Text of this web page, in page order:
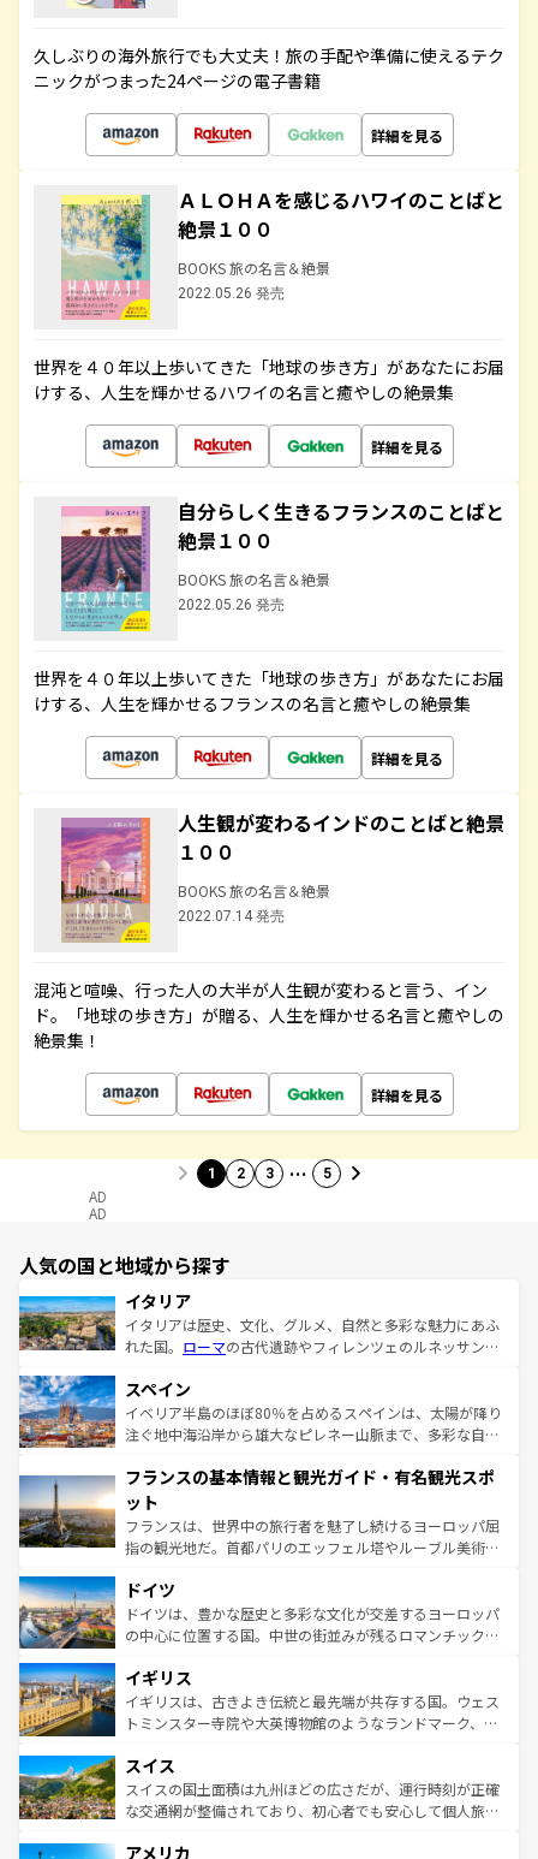
久しぶりの海外旅行でも大丈夫！旅の手配や準備に使えるテク
ニックがつまった24ページの電子書籍
詳細を見る
ＡＬＯＨＡを感じるハワイのことばと
絶景１００
BOOKS 旅の名言＆絶景
2022.05.26 発売
世界を４０年以上歩いてきた「地球の歩き方」があなたにお届
けする、人生を輝かせるハワイの名言と癒やしの絶景集
詳細を見る
自分らしく生きるフランスのことばと
絶景１００
BOOKS 旅の名言＆絶景
2022.05.26 発売
世界を４０年以上歩いてきた「地球の歩き方」があなたにお届
けする、人生を輝かせるフランスの名言と癒やしの絶景集
詳細を見る
人生観が変わるインドのことばと絶景
１００
BOOKS 旅の名言＆絶景
2022.07.14 発売
混沌と喧噪、行った人の大半が人生観が変わると言う、イン
ド。「地球の歩き方」が贈る、人生を輝かせる名言と癒やしの
絶景集！
詳細を見る
1 2 3 … 5
AD
AD
人気の国と地域から探す
イタリア
イタリアは歴史、文化、グルメ、自然と多彩な魅力にあふ
れた国。 ローマの古代遺跡やフィレンツェのルネッサンス
ろん、トスカーナの美しい田園風景やアマルフィ海岸の絶
景など、自然景観も見逃せない。観光の合間には、本場の
ピザやパスタなど、絶品のイタリア料理を堪能することも
ませてくれるイタリアで、忘れられない旅をしてみよう！
なお、新着のイタリア情報は
しい。
スペイン
イベリア半島のほぼ80％を占めるスペインは、太陽が降り
注ぐ地中海沿岸から雄大なピレネー山脈まで、多彩な自然
文化が根付くこの国では、情熱的なフラメンコ、熱気あふ
れる闘牛、そして美味しいタパスが生活の一部となってい
る。首都マドリードの洗練された雰囲気や、バルセロナの
アートに溢れた街角から、地方では古代ローマ遺跡や中世
せる。地方によって風土や気候が異なるスペインはその個
性で訪れる人を魅了する。 なお、新着のスペイン情報は コ
ンテンツ一覧を参照してほしい。
フランスの基本情報と観光ガイド・有名観光スポ
ット
フランスは、世界中の旅行者を魅了し続けるヨーロッパ屈
指の観光地だ。首都パリのエッフェル塔やルーブル美術館
で、幅広い魅力が詰まっている。華麗な宮殿、歴史的な大
聖堂、美しいビーチ、そして豊かな自然が、訪れる者を心
から魅了する。また、フランスは美食の国としても知ら
いる。シャンパンの発祥地であるランス、プロヴァンスの
香り高いラベンダー畑など、多彩な楽しみ方が可能だ。さ
らに、パリ以外の地域にも魅力が溢れており、どの街角に
れる地方に足を運ぶとそれぞれで全く異なる文化を体験で
きるだろう。 なお、新着のフランス情報はコンテンツ一覧
を参照してほしい。
ドイツ
ドイツは、豊かな歴史と多彩な文化が交差するヨーロッパ
の中心に位置する国。中世の街並みが残るロマンチック街
顔を持つこの国は、どこを歩いても飽きることがない。ベ
ルリンの文化的活気、バイエルン州のアルプスの絶景、そ
してライン川沿いのワイン畑といった風景は必見。ビール
は、お酒好きな人にはぜひ体験してほしい。 なお、新着の
ドイツ情報はコンテンツ一覧を参照してほしい。
イギリス
イギリスは、古きよき伝統と最先端が共存する国。ウェス
トミンスター寺院や大英博物館のようなランドマーク、歴
リアごとに異なる魅力がある。また、優雅なアフタヌーン
ティー、ビール好きにはたまらない英国パブ、サッカー観
戦など、本場だからこそできる体験も豊富。イギリスを旅
ンツ一覧を参照してほしい。
スイス
スイスの国土面積は九州ほどの広さだが、運行時刻が正確
な交通網が整備されており、初心者でも安心して個人旅行
の建物がそのまま残る町や、スイスならではのユニークな
アメリカ